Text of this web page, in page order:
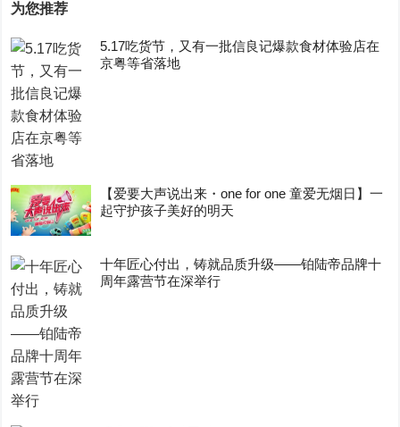
为您推荐
5.17吃货节，又有一批信良记爆款食材体验店在
京粤等省落地
【爱要大声说出来・one for one 童爱无烟日】一
起守护孩子美好的明天
十年匠心付出，铸就品质升级——铂陆帝品牌十
周年露营节在深举行